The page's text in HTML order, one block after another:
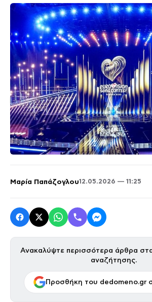
Μαρία Παπάζογλου12.05.2026 — 11:25
Ανακαλύψτε περισσότερα άρθρα
αναζήτησης.
Προσθήκη του dedomeno.gr